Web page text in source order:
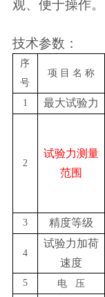
观、便于操作。
技术参数：
序
号
项 目 名 称
1 最大试验力
2
试验力测量
范围
3 精度等级
4
试验力加荷
速度
5 电 压